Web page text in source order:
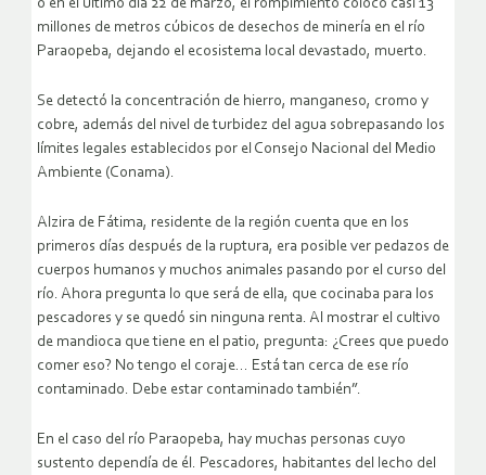
o en el último día 22 de marzo, el rompimiento colocó casi 13
millones de metros cúbicos de desechos de minería en el río
Paraopeba, dejando el ecosistema local devastado, muerto.
Se detectó la concentración de hierro, manganeso, cromo y
cobre, además del nivel de turbidez del agua sobrepasando los
límites legales establecidos por el Consejo Nacional del Medio
Ambiente (Conama).
Alzira de Fátima, residente de la región cuenta que en los
primeros días después de la ruptura, era posible ver pedazos de
cuerpos humanos y muchos animales pasando por el curso del
río. Ahora pregunta lo que será de ella, que cocinaba para los
pescadores y se quedó sin ninguna renta. Al mostrar el cultivo
de mandioca que tiene en el patio, pregunta: ¿Crees que puedo
comer eso? No tengo el coraje… Está tan cerca de ese río
contaminado. Debe estar contaminado también”.
En el caso del río Paraopeba, hay muchas personas cuyo
sustento dependía de él. Pescadores, habitantes del lecho del